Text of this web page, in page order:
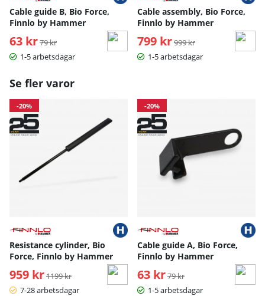
Cable guide B, Bio Force,
Finnlo by Hammer
63 krOrdinarie pris:
79 kr
1-5 arbetsdagar
Cable assembly, Bio Force,
Finnlo by Hammer
799 kr Ordinarie pris:
999 kr
1-5 arbetsdagar
Se fler varor
-20%
Resistance cylinder, Bio
Force, Finnlo by Hammer
959 kr Ordinarie pris:
1199 kr
7-28 arbetsdagar
-20%
Cable guide A, Bio Force,
Finnlo by Hammer
63 krOrdinarie pris:
79 kr
1-5 arbetsdagar